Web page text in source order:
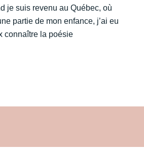
je suis revenu au Québec, où
partie de mon enfance, j’ai eu
connaître la poésie